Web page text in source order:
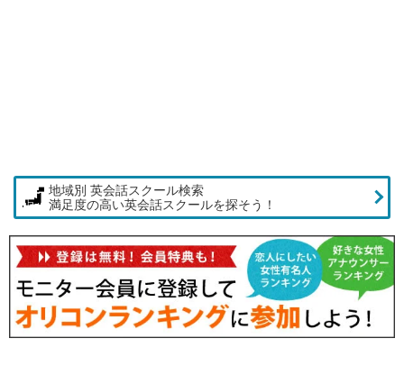
地域別 英会話スクール検索
満足度の高い英会話スクールを探そう！